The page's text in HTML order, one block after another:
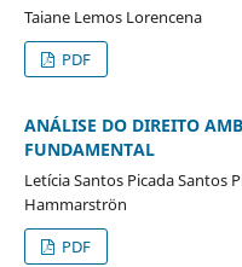
Taiane Lemos Lorencena
PDF
ANÁLISE DO DIREITO
FUNDAMENTAL
Letícia Santos Picada Santos
Hammarströn
PDF